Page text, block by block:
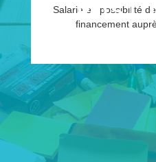
Salarié.e : possibilité
financement
DESCRIPTION
Cette formation-action de
aux participant.e.s une
pour animer des réunions,